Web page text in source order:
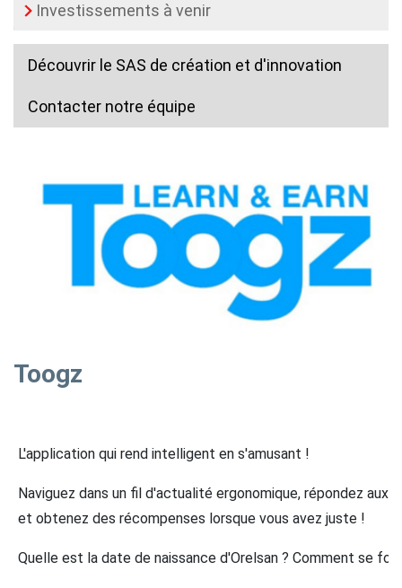
Investissements à venir
Découvrir le SAS de création et d'innovation
Contacter notre équipe
Toogz
L'application qui rend intelligent en s'amusant !
Naviguez dans un fil d'actualité ergonomique, répondez
et obtenez des récompenses lorsque vous avez juste !
Quelle est la date de naissance d'Orelsan ? Comment se